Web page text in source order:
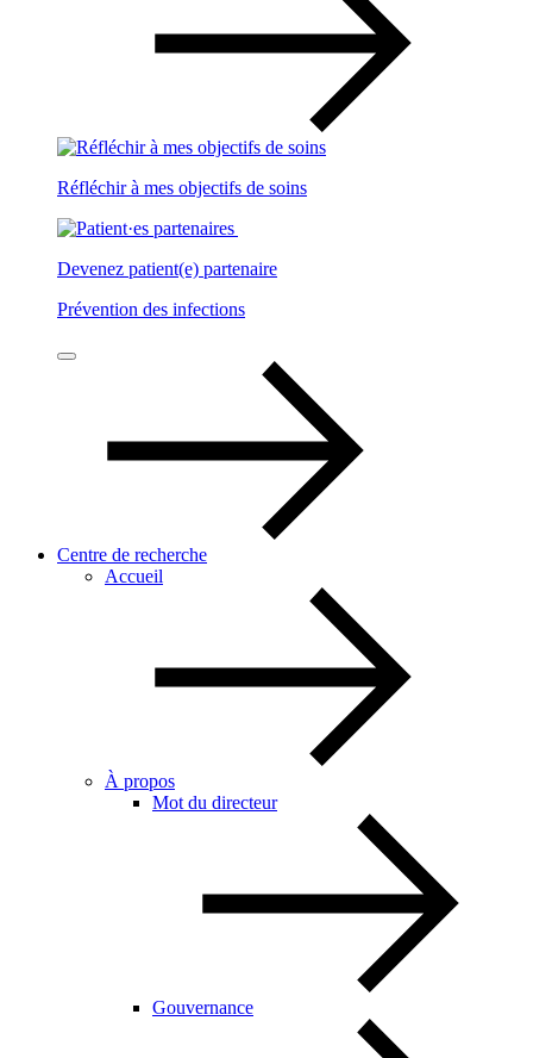
Réfléchir à mes objectifs de soins
Devenez patient(e) partenaire
Prévention des infections
Centre de recherche
Accueil
À propos
Mot du directeur
Gouvernance